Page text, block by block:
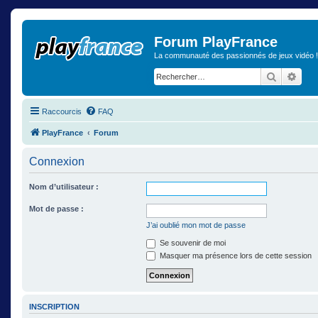
Forum PlayFrance
La communauté des passionnés de jeux vidéo !
Raccourcis FAQ
PlayFrance Forum
Connexion
Nom d’utilisateur :
Mot de passe :
J’ai oublié mon mot de passe
Se souvenir de moi
Masquer ma présence lors de cette session
INSCRIPTION